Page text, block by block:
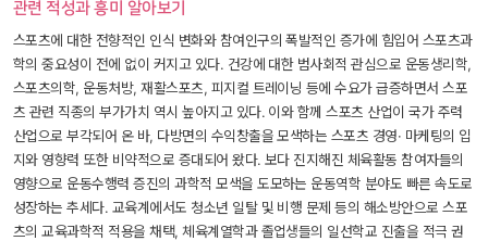
관련 적성과 흥미 알아보기
스포츠에 대한 전향적인 인식 변화와 참여인구의 폭발적인 증가에 힘입어 스포츠과
학의 중요성이 전에 없이 커지고 있다. 건강에 대한 범사회적 관심으로 운동생리학,
스포츠의학, 운동처방, 재활스포츠, 피지컬 트레이닝 등에 수요가 급증하면서 스포
츠 관련 직종의 부가가치 역시 높아지고 있다. 이와 함께 스포츠 산업이 국가 주력
산업으로 부각되어 온 바, 다방면의 수익창출을 모색하는 스포츠 경영· 마케팅의 입
지와 영향력 또한 비약적으로 증대되어 왔다. 보다 진지해진 체육활동 참여자들의
영향으로 운동수행력 증진의 과학적 모색을 도모하는 운동역학 분야도 빠른 속도로
성장하는 추세다. 교육계에서도 청소년 일탈 및 비행 문제 등의 해소방안으로 스포
츠의 교육과학적 적용을 채택, 체육계열학과 졸업생들의 일선학교 진출을 적극 권